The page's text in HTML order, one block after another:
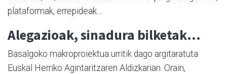
plataformak, errepideak…
Alegazioak, sinadura bilketak…
Basalgoko makroproiektua urritik dago argitaratuta
Euskal Herriko Agintaritzaren Aldizkarian. Orain,